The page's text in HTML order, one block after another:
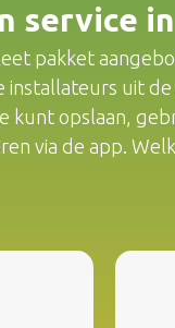
service
pakket
uit
kunt opslaan,
via de app.